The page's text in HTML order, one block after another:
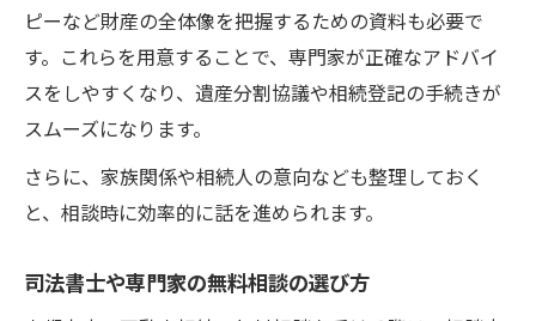
ピーなど財産の全体像を把握するための資料も必要で
す。これらを用意することで、専門家が正確なアドバイ
スをしやすくなり、遺産分割協議や相続登記の手続きが
スムーズになります。
さらに、家族関係や相続人の意向なども整理しておく
と、相談時に効率的に話を進められます。
司法書士や専門家の無料相談の選び方